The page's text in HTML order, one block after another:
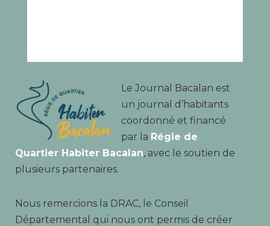
Le Journal Bacalan est
un journal d’habitants
coordonné et financé
par la Régie de
Quartier Habiter Bacalan, avec le soutien de
plusieurs partenaires.
Nous remercions la DRAC, le Conseil
Départemental qui nous ont permis de créer